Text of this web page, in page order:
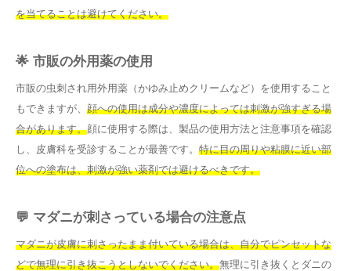
を当てることは避けてください。
🌟 市販の外用薬の使用
市販の虫刺され用外用薬（かゆみ止めクリームなど）を使用すること
もできますが、 顔への使用は成分や濃度によっては刺激が強すぎる場
合があります。顔に使用する際は、製品の使用方法と注意事項を確認
し、皮膚科を受診することが最善です。 特に目の周りや粘膜に近い部
位への塗布は、刺激が強い薬剤では避けるべきです。
💬 マダニが刺さっている場合の注意点
マダニが皮膚に刺さったまま付いている場合は、自分でピンセットな
どで無理に引き抜こうとしないでください。無理に引き抜くとダニの